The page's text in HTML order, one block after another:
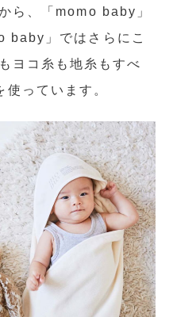
ら、「momo baby」
baby」ではさらにこ
ヨコ糸も地糸もすべ
っています。